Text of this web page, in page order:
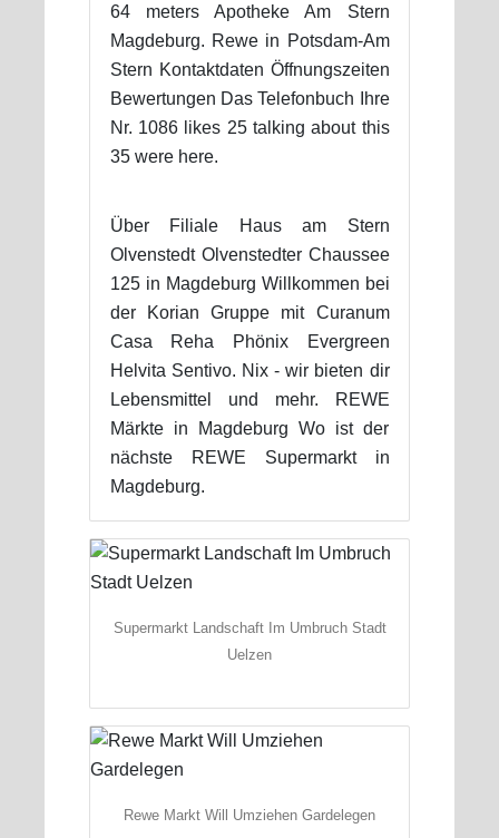
64 meters Apotheke Am Stern
Magdeburg. Rewe in Potsdam-Am
Stern Kontaktdaten Öffnungszeiten
Bewertungen Das Telefonbuch Ihre
Nr. 1086 likes 25 talking about this
35 were here.
Über Filiale Haus am Stern
Olvenstedt Olvenstedter Chaussee
125 in Magdeburg Willkommen bei
der Korian Gruppe mit Curanum
Casa Reha Phönix Evergreen
Helvita Sentivo. Nix - wir bieten dir
Lebensmittel und mehr. REWE
Märkte in Magdeburg Wo ist der
nächste REWE Supermarkt in
Magdeburg.
Supermarkt Landschaft Im Umbruch Stadt
Uelzen
Rewe Markt Will Umziehen Gardelegen